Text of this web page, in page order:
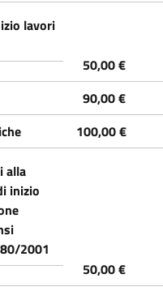
lavori
50,00 €
90,00 €
100,00 €
alla
inizio
2001
50,00 €